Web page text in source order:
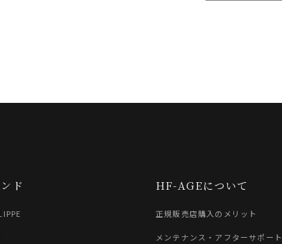
ド HF-AGEについて
正規販売店購入のメリット
メンテナンス・アフターサポート